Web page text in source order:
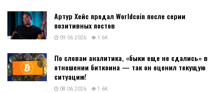
Артур Хейс продал Worldcoin после серии
позитивных постов
09.06.2026 1.6K
По словам аналитика, «быки еще не сдались» в
отношении биткоина — так он оценил текущую
ситуацию!
08.06.2026 1.6K